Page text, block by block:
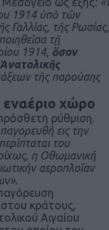
1914 ὑπὸ τῶν
Γαλλίας, τῆς Ρωσίας,
τῇ
1914, ὅσον
τῆς παρούσης
εναέριο χώρο
ρύθμιση.
εις την
του
η Οθωμανική
αεροπλοΐαν
κράτους,
Αιγαίου